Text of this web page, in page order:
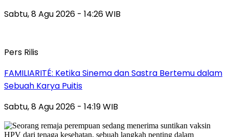
Sabtu, 8 Agu 2026 - 14:26 WIB
Pers Rilis
FAMILIARITÉ: Ketika Sinema dan Sastra Bertemu dalam
Sebuah Karya Puitis
Sabtu, 8 Agu 2026 - 14:19 WIB